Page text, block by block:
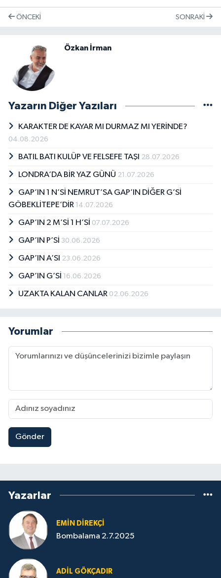
ÖNCEKI SONRAKI
Özkan İrman
Yazarın Diğer Yazıları
KARAKTER DE KAYAR MI DURMAZ MI YERİNDE?
04.08.2026
BATIL BATI KULÜP VE FELSEFE TAŞI 28.07.2026
LONDRA’DA BİR YAZ GÜNÜ 21.07.2026
GAP’IN 1 N’Sİ NEMRUT’SA GAP’IN DİĞER G’Sİ
GÖBEKLİTEPE’DİR 14.07.2026
GAP’IN 2 M’Sİ 1 H’Sİ 07.07.2026
GAP’IN P’Sİ 30.06.2026
GAP’IN A’SI 23.06.2026
GAP’IN G’Sİ 16.06.2026
UZAKTA KALAN CANLAR 02.06.2026
Yorumlar
Gönder
Yazarlar
EMIN DIREKÇI
Bombalama 2.7.2025
ADIL GÖKÇADIR